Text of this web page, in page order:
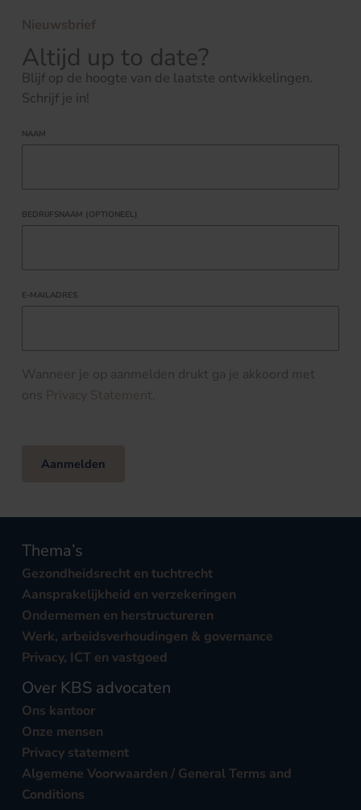
Nieuwsbrief
Altijd up to date?
Blijf op de hoogte van de laatste ontwikkelingen.
Schrijf je in!
NAAM
BEDRIJFSNAAM (OPTIONEEL)
E-MAILADRES
Wanneer je op aanmelden drukt ga je akkoord met
ons Privacy Statement.
Aanmelden
Thema’s
Gezondheidsrecht en tuchtrecht
Aansprakelijkheid en verzekeringen
Ondernemen en herstructureren
Werk, arbeidsverhoudingen & governance
Privacy, ICT en vastgoed
Over KBS advocaten
Ons kantoor
Onze mensen
Privacy statement
Algemene Voorwaarden / General Terms and
Conditions